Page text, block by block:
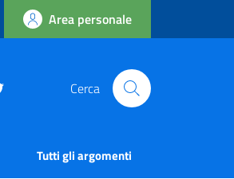
Area personale
Cerca
Tutti gli argomenti